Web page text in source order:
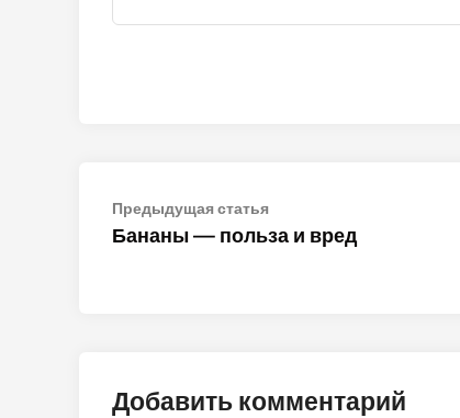
Навигация
по
Предыдущая статьяПредыдущая
статья:
Бананы — польза и вред
Добавить комментарий